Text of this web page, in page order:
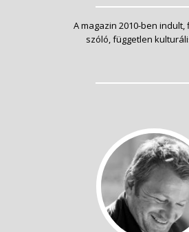
A magazin 2010-ben
szóló, független